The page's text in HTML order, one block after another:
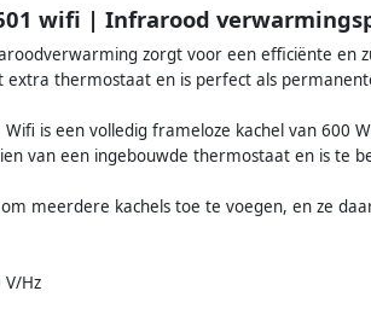
wifi | Infrarood
zorgt voor een efficiënte en
extra thermostaat en is perfect als
is een volledig frameloze kachel van 600
van een ingebouwde thermostaat en is te
meerdere kachels toe te voegen, en ze
Hz